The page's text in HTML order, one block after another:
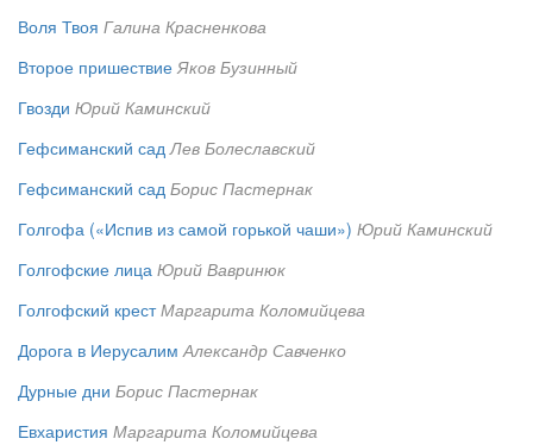
Воля Твоя Галина Красненкова
Второе пришествие Яков Бузинный
Гвозди Юрий Каминский
Гефсиманский садЛев Болеславский
Гефсиманский сад Борис Пастернак
Голгофа («Испив из самой горькой чаши») Юрий Каминский
Голгофские лица Юрий Вавринюк
Голгофский крест Маргарита Коломийцева
Дорога в Иерусалим Александр Савченко
Дурные дни Борис Пастернак
Евхаристия Маргарита Коломийцева